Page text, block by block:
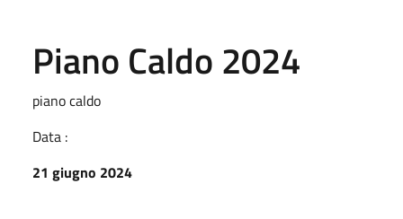
Piano Caldo 2024
piano caldo
Data :
21 giugno 2024